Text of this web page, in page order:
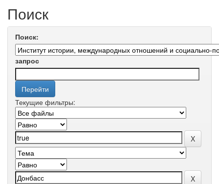
Поиск
Поиск:
запрос
Текущие фильтры: